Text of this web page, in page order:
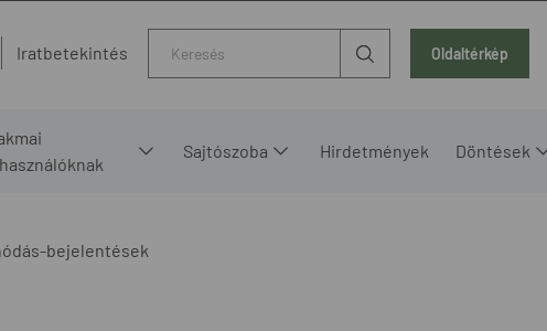
Iratbetekintés Oldaltérkép
Sajtószoba Hirdetmények Döntések
bejelentések